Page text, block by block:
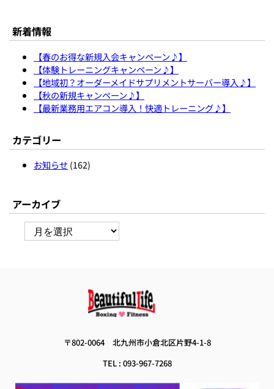
新着情報
【春のお得な新規入会キャンペーン♪】
【体験トレーニングキャンペーン♪】
【地域初？オーダーメイドサプリメントサーバー導入♪】
【秋の新規キャンペーン♪】
【最新業務用エアコン導入！快適トレーニング♪】
カテゴリー
お知らせ(162)
アーカイブ
ー
〒802-0064 北九州市小倉北区片野4-1-8
TEL : 093-967-7268